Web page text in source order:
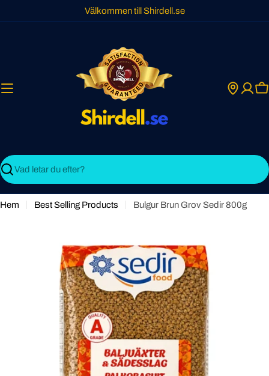
to
Välkommen till Shirdell.se
Search
Hem Best Selling Products Bulgur Brun Grov Sedir 800g
media 0 in modal